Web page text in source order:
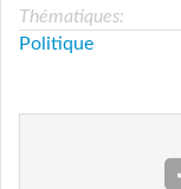
Thématiques:
Politique